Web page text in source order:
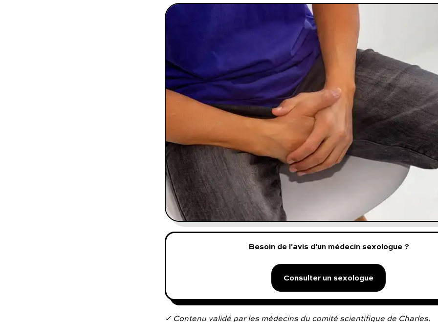
Toutes nos pathologiessexuelles
Besoin de l'avis d'un médecin sexologue ?
Consulter un sexologue
✓ Contenu validé par les médecins du comité scientifique de Charles.